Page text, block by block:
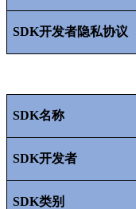
SDK开发者隐私协议
SDK名称
SDK开发者
SDK类别